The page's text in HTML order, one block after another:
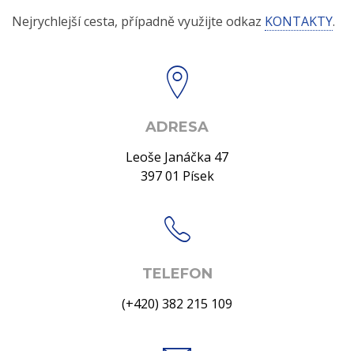
Nejrychlejší cesta, případně využijte odkaz KONTAKTY.
ADRESA
Leoše Janáčka 47
397 01 Písek
TELEFON
(+420) 382 215 109